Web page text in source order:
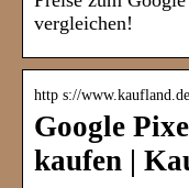
vergleichen!
http s://
Google
kaufen |